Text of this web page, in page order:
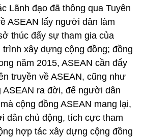
Lãnh đạo đã thông qua Tuyên
ASEAN lấy người dân làm
thúc đẩy sự tham gia của
xây dựng cộng đồng; đồng
năm 2015, ASEAN cần đẩy
truyền về ASEAN, cũng như
ASEAN ra đời, để người dân
cộng đồng ASEAN mang lại,
dân chủ động, tích cực tham
hợp tác xây dựng cộng đồng